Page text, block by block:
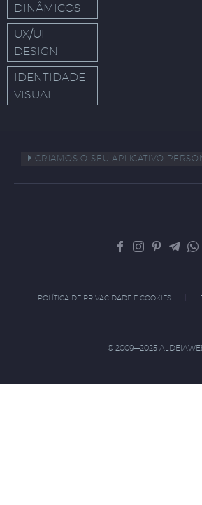
DINÂMICOS
UX/UI
DESIGN
IDENTIDADE
VISUAL
CRIAMOS O SEU APLICATIVO
POLÍTICA DE PRIVACIDADE E COOKIES
© 2009—2025